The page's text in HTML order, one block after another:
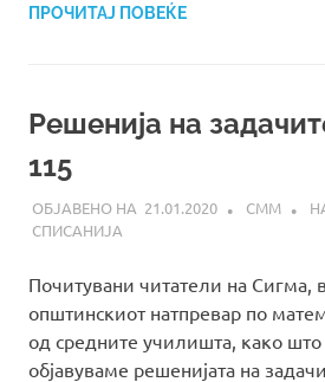
ПРОЧИТАЈ ПОВЕЌЕ
Решенија на
115
21.01.2020 СММ
СПИСАНИЈА
Почитувани читатели на Сигма,
општинскиот натпревар по
од средните училишта, како
објавуваме решенијата на